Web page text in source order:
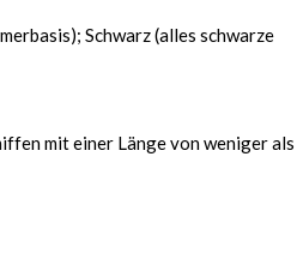
Schwarz (alles schwarze
mit einer Länge von weniger als